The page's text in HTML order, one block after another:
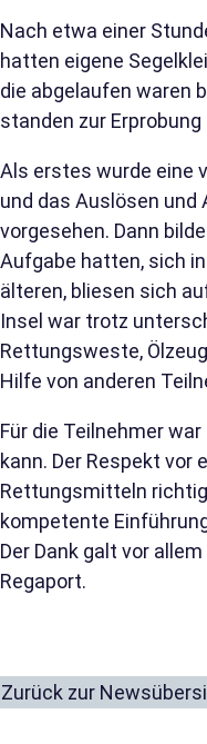
Nach etwa einer
hatten eigene
die abgelaufen waren
standen zur Erprobung
Als erstes wurde eine
und das Auslösen
vorgesehen. Dann
Aufgabe hatten, sich
älteren, bliesen sich
Insel war trotz
Rettungsweste,
Hilfe von anderen
Für die Teilnehmer
kann. Der Respekt
Rettungsmitteln
kompetente
Der Dank galt vor
Regaport.
Zurück zur